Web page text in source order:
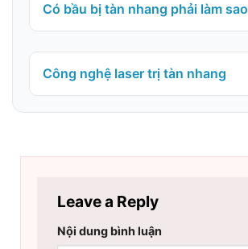
Có bầu bị tàn nhang phải làm sao
Công nghệ laser trị tàn nhang
Leave a Reply
Nội dung bình luận